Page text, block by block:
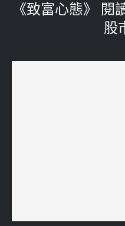
《致富心態》 閱
股